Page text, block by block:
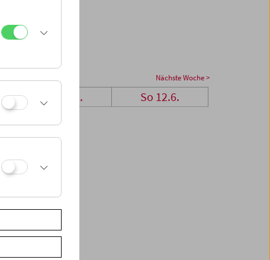
Nächste Woche >
Sa 11.6. So 12.6.